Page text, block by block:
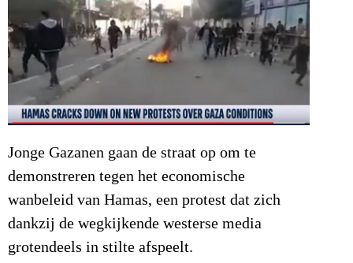
Jonge Gazanen gaan de straat op om te
demonstreren tegen het economische
wanbeleid van Hamas, een protest dat zich
dankzij de wegkijkende westerse media
grotendeels in stilte afspeelt.